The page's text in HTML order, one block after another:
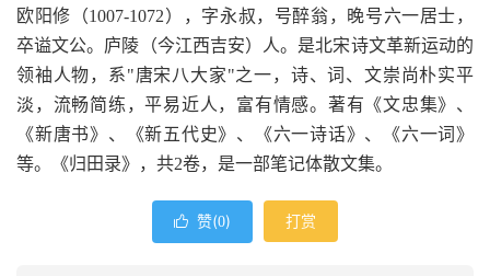
欧阳修（1007-1072），字永叔，号醉翁，晚号六一居士，
卒谥文公。庐陵（今江西吉安）人。是北宋诗文革新运动的
领袖人物，系"唐宋八大家"之一，诗、词、文崇尚朴实平
淡，流畅简练，平易近人，富有情感。著有《文忠集》、
《新唐书》、《新五代史》、《六一诗话》、《六一词》
等。《归田录》，共2卷，是一部笔记体散文集。
 赞(0) 打赏